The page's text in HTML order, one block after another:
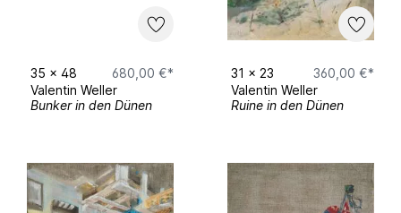
35 x 48
680,00 €*
Valentin Weller
Bunker in den Dünen
31 x 23
360,00 €*
Valentin Weller
Ruine in den Dünen